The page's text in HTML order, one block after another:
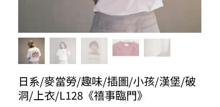
日系/麥當勞/趣味/插圖/小孩/漢堡/破
洞/上衣/L128《禧事臨門》